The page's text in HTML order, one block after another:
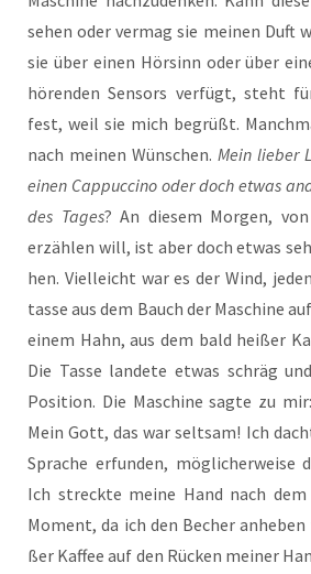
sehen oder ver­mag sie mei­nen Duft
sie über einen Hör­sinn oder über
hören­den Sen­sors ver­fügt, steht
fest, weil sie mich begrüßt.
nach mei­nen Wün­schen. Mein lie­ber
einen Cap­puc­ci­no oder doch etwas
des Tages? An die­sem Mor­gen,
erzäh­len will, ist aber doch etwas
hen. Viel­leicht war es der Wind,
tas­se aus dem Bauch der Maschi­ne
einem Hahn, aus dem bald hei­ßer
Die Tas­se lan­de­te etwas schräg
Posi­ti­on. Die Maschi­ne sag­te zu mir:
Mein Gott, das war selt­sam! Ich
Spra­che erfun­den, mög­li­cher­wei­se
Ich streck­te mei­ne Hand nach
Moment, da ich den Becher
ßer Kaf­fee auf den Rücken mei­ner